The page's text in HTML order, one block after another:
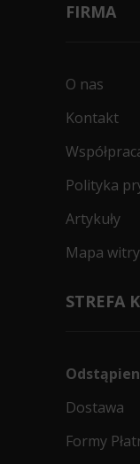
FIRMA
O nas
Kontakt
Polityka
Artykuły
Mapa
STREFA
Dostawa
Formy